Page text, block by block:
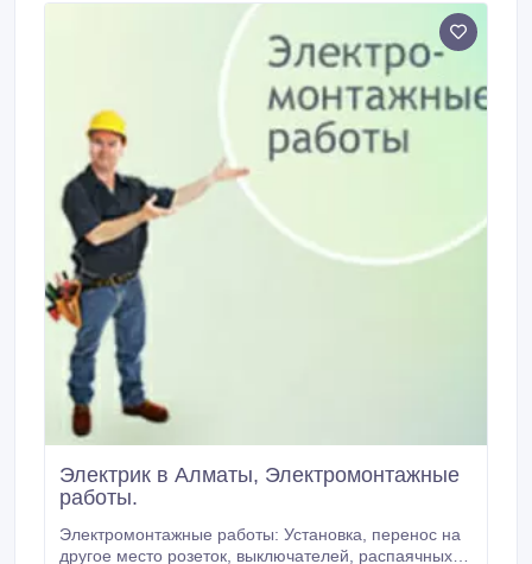
как и при всех других кровельных и строительно-
Электрик в Алматы, Электромонтажные
работы.
Электромонтажные работы: Установка, перенос на
другое место розеток, выключателей, распаячных